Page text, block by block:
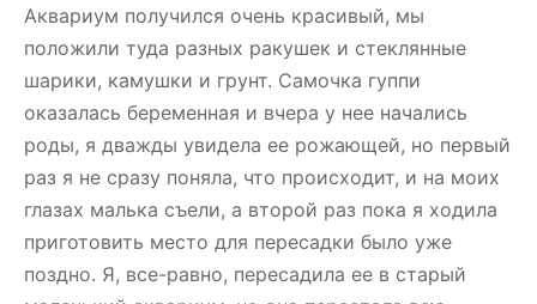
Аквариум получился очень красивый, мы
положили туда разных ракушек и стеклянные
шарики, камушки и грунт. Самочка гуппи
оказалась беременная и вчера у нее начались
роды, я дважды увидела ее рожающей, но первый
раз я не сразу поняла, что происходит, и на моих
глазах малька съели, а второй раз пока я ходила
приготовить место для пересадки было уже
поздно. Я, все-равно, пересадила ее в старый